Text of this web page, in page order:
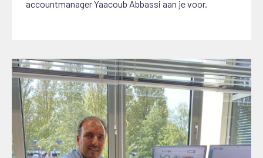
accountmanager Yaacoub Abbassi aan je voor.